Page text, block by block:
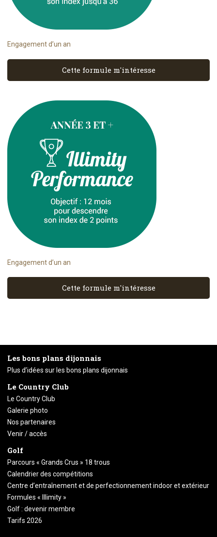
Engagement d’un an
Cette formule m'intéresse
Engagement d’un an
Cette formule m'intéresse
Les bons plans dijonnais
Plus d’idées sur les bons plans dijonnais
Le Country Club
Le Country Club
Galerie photo
Nos partenaires
Venir / accès
Golf
Parcours « Grands Crus » 18 trous
Calendrier des compétitions
Centre d’entraînement et de perfectionnement indoor et extérieur
Formules « Illimity »
Golf : devenir membre
Tarifs 2026